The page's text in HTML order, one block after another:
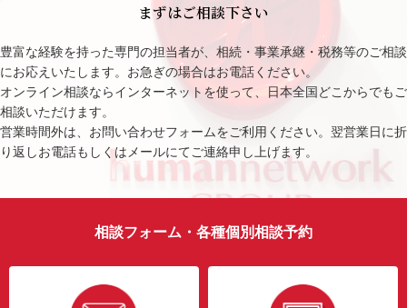
まずはご相談下さい
豊富な経験を持った専門の担当者が、相続・事業承継・税務等のご相談
にお応えいたします。お急ぎの場合はお電話ください。
オンライン相談ならインターネットを使って、日本全国どこからでもご
相談いただけます。
営業時間外は、お問い合わせフォームをご利用ください。翌営業日に折
り返しお電話もしくはメールにてご連絡申し上げます。
相談フォーム・各種個別相談予約